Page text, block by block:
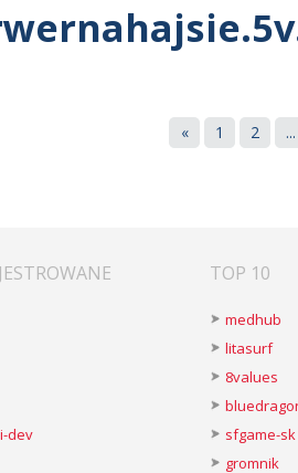
« 1 2 ...
dev
TOP 10
medhub
litasurf
8values
sfgame-sk
gromnik